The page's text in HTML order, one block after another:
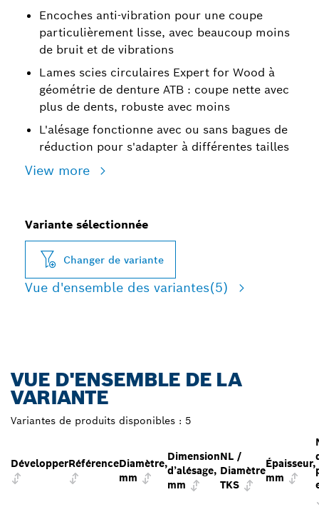
Encoches anti-vibration pour une coupe
particulièrement lisse, avec beaucoup moins
de bruit et de vibrations
Lames scies circulaires Expert for Wood à
géométrie de denture ATB : coupe nette avec
plus de dents, robuste avec moins
L'alésage fonctionne avec ou sans bagues de
réduction pour s'adapter à différentes tailles
View more
Variante sélectionnée
Changer de variante
Vue d'ensemble des variantes(5)
VUE D'ENSEMBLE DE LA
VARIANTE
Variantes de produits disponibles : 5
DévelopperRéférenceDiamètre,
mm
Dimension
d’alésage,
mm
NL /
Diamètre
TKS
Épaisseur,
mm